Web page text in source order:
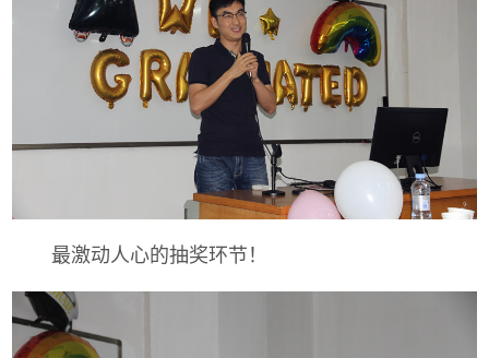
最激动人心的抽奖环节！